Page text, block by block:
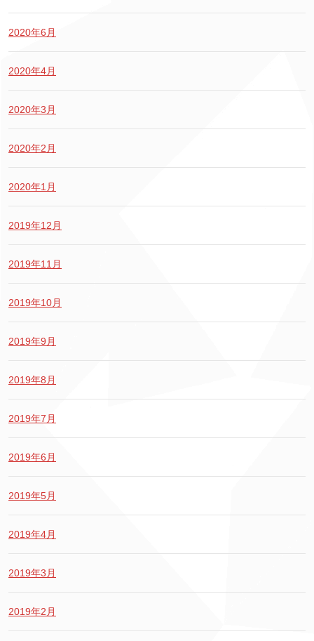
2020年6月
2020年4月
2020年3月
2020年2月
2020年1月
2019年12月
2019年11月
2019年10月
2019年9月
2019年8月
2019年7月
2019年6月
2019年5月
2019年4月
2019年3月
2019年2月